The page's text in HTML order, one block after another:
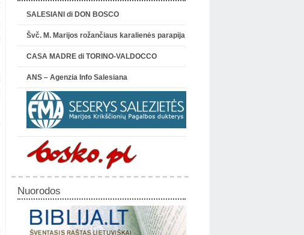
SALESIANI di DON BOSCO
Švč. M. Marijos rožančiaus karalienės parapija
CASA MADRE di TORINO-VALDOCCO
ANS – Agenzia Info Salesiana
Nuorodos